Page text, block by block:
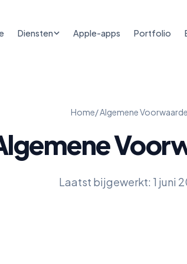
Diensten Apple-apps Portfolio
Home/ Algemene
Laatst bijgewerkt: 1 juni